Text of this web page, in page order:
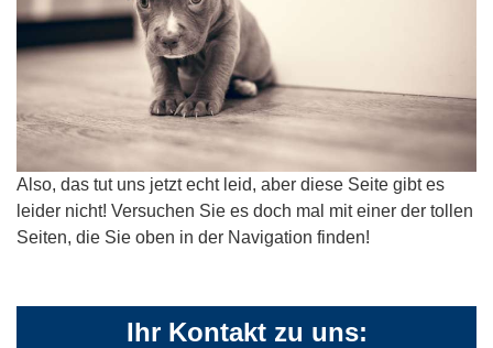
Also, das tut uns jetzt echt leid, aber diese Seite gibt es
leider nicht! Versuchen Sie es doch mal mit einer der tollen
Seiten, die Sie oben in der Navigation finden!
Ihr Kontakt zu uns: